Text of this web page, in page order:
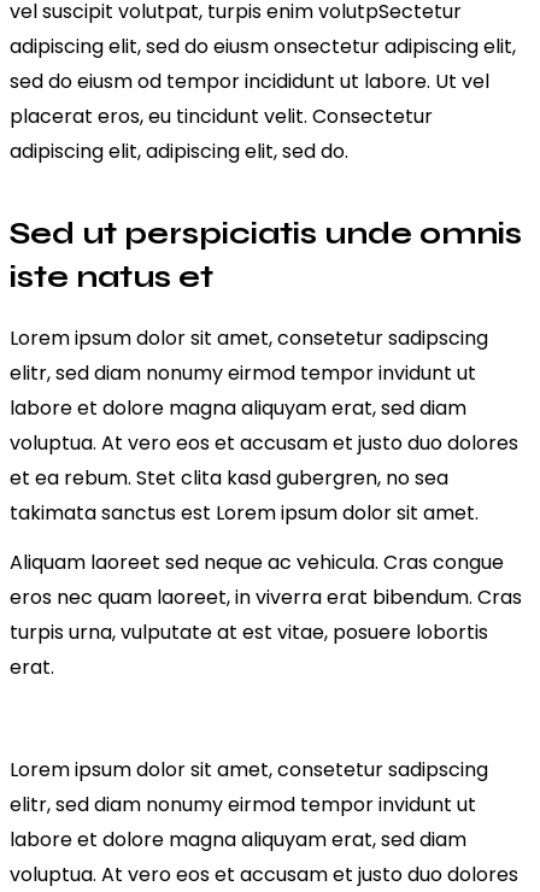
vel suscipit volutpat, turpis enim volutpSectetur
adipiscing elit, sed do eiusm onsectetur adipiscing elit,
sed do eiusm od tempor incididunt ut labore. Ut vel
placerat eros, eu tincidunt velit. Consectetur
adipiscing elit, adipiscing elit, sed do.
Sed ut perspiciatis unde omnis
iste natus et
Lorem ipsum dolor sit amet, consetetur sadipscing
elitr, sed diam nonumy eirmod tempor invidunt ut
labore et dolore magna aliquyam erat, sed diam
voluptua. At vero eos et accusam et justo duo dolores
et ea rebum. Stet clita kasd gubergren, no sea
takimata sanctus est Lorem ipsum dolor sit amet.
Aliquam laoreet sed neque ac vehicula. Cras congue
eros nec quam laoreet, in viverra erat bibendum. Cras
turpis urna, vulputate at est vitae, posuere lobortis
erat.
Lorem ipsum dolor sit amet, consetetur sadipscing
elitr, sed diam nonumy eirmod tempor invidunt ut
labore et dolore magna aliquyam erat, sed diam
voluptua. At vero eos et accusam et justo duo dolores